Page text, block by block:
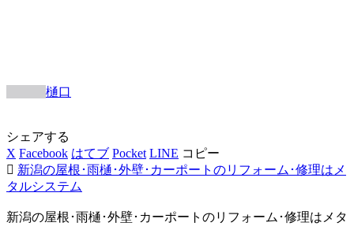
樋口
シェアする
X Facebook はてブ Pocket LINE コピー
新潟の屋根･雨樋･外壁･カーポートのリフォーム･修理はメ
タルシステム
新潟の屋根･雨樋･外壁･カーポートのリフォーム･修理はメタ